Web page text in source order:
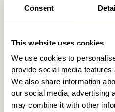
Consent
This website uses cookies
We use cookies to
provide social media
We also share information
our social media, advertising
may combine it with other